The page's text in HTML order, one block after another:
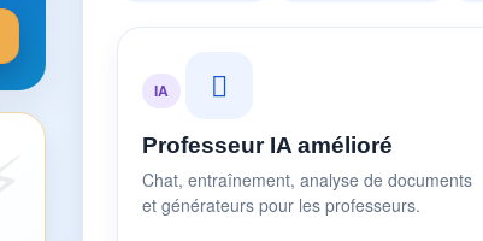
IA
Professeur IA amélioré
Chat, entraînement, analyse de documents
et générateurs pour les professeurs.